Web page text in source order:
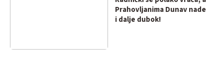
Prahovljanima Dunav nade
i dalje dubok!